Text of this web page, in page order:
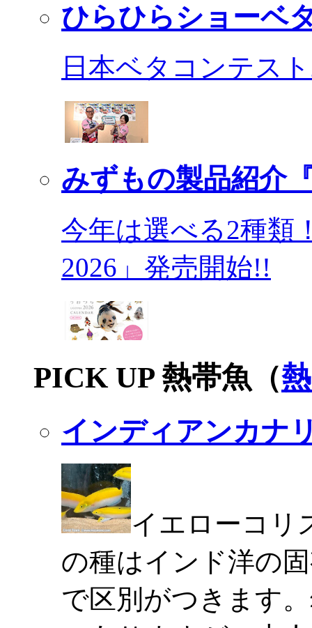
ひらひらショーベ
日本ベタコンテス
みずもの製品紹介
今年は選べる2種類
2026」発売開始!!
PICK UP 熱帯魚（
インディアンカナ
イエローコリ
の種はインド洋の
で区別がつきます